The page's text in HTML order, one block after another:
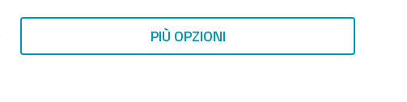
PIÙ OPZIONI